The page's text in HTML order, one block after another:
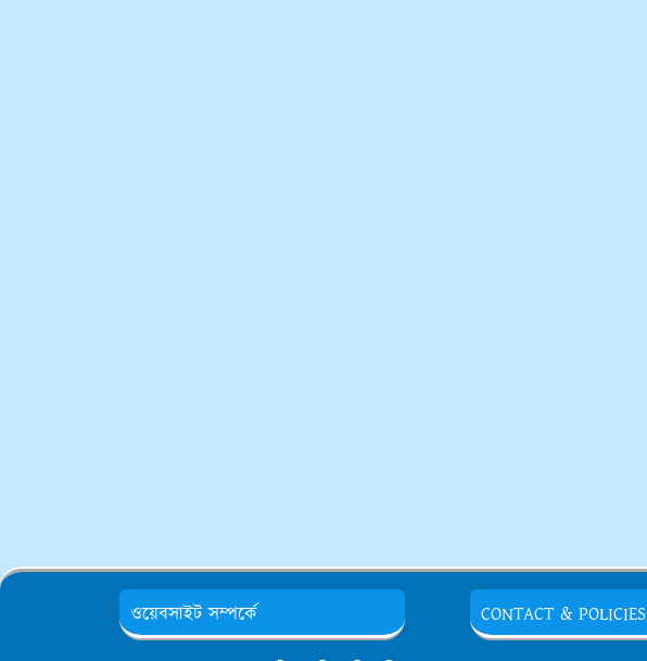
ওয়েবসাইট সম্পর্কে CONTACT & POLICIES